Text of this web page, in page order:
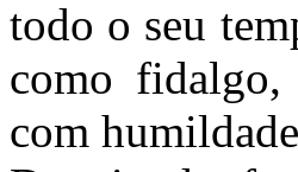
todo o seu
como fidalgo,
com